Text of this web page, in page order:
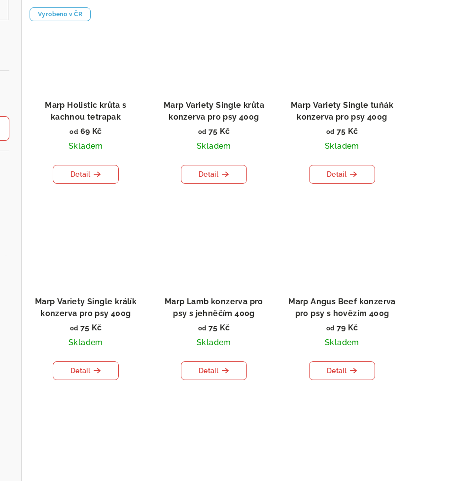
Vyrobeno v ČR
Marp Holistic krůta s
kachnou tetrapak
od 69 Kč
Skladem
Detail
Marp Variety Single krůta
konzerva pro psy 400g
od 75 Kč
Skladem
Detail
Marp Variety Single tuňák
konzerva pro psy 400g
od 75 Kč
Skladem
Detail
Marp Variety Single králík
konzerva pro psy 400g
od 75 Kč
Skladem
Detail
Marp Lamb konzerva pro
psy s jehněčím 400g
od 75 Kč
Skladem
Detail
Marp Angus Beef konzerva
pro psy s hovězím 400g
od 79 Kč
Skladem
Detail